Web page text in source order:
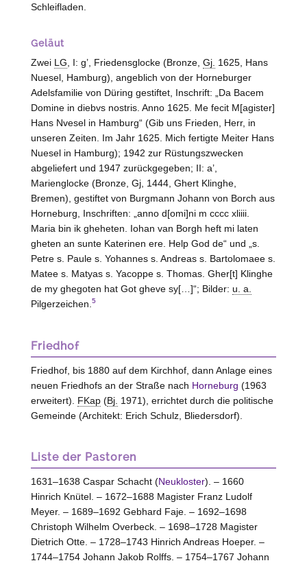
Schleifladen.
Geläut
Zwei LG , I: g’, Friedensglocke (Bronze, Gj. 1625, Hans
Nuesel, Hamburg), angeblich von der Horneburger
Adelsfamilie von Düring gestiftet, Inschrift: „Da Bacem
Domine in diebvs nostris. Anno 1625. Me fecit M[agister]
Hans Nvesel in Hamburg“ (Gib uns Frieden, Herr, in
unseren Zeiten. Im Jahr 1625. Mich fertigte Meiter Hans
Nuesel in Hamburg); 1942 zur Rüstungszwecken
abgeliefert und 1947 zurückgegeben; II: a’,
Marienglocke (Bronze, Gj, 1444, Ghert Klinghe,
Bremen), gestiftet von Burgmann Johann von Borch aus
Horneburg , Inschriften: „anno d[omi]ni m cccc xliiii.
Maria bin ik gheheten. Iohan van Borgh heft mi laten
gheten an sunte Katerinen ere. Help God de“ und „s.
Petre s. Paule s. Yohannes s. Andreas s. Bartolomaee s.
Matee s. Matyas s. Yacoppe s. Thomas. Gher[t] Klinghe
de my ghegoten hat Got gheve sy[…]“; Bilder: u. a.
Pilgerzeichen. 5
Friedhof
Friedhof, bis 1880 auf dem Kirchhof, dann Anlage eines
neuen Friedhofs an der Straße nach Horneburg (1963
erweitert). FKap(Bj. 1971), errichtet durch die politische
Gemeinde (Architekt: Erich Schulz, Bliedersdorf).
Liste der Pastoren
1631–1638 Caspar Schacht (Neukloster). – 1660
Hinrich Knütel. – 1672–1688 Magister Franz Ludolf
Meyer. – 1689–1692 Gebhard Faje. – 1692–1698
Christoph Wilhelm Overbeck. – 1698–1728 Magister
Dietrich Otte. – 1728–1743 Hinrich Andreas Hoeper. –
1744–1754 Johann Jakob Rolffs. – 1754–1767 Johann